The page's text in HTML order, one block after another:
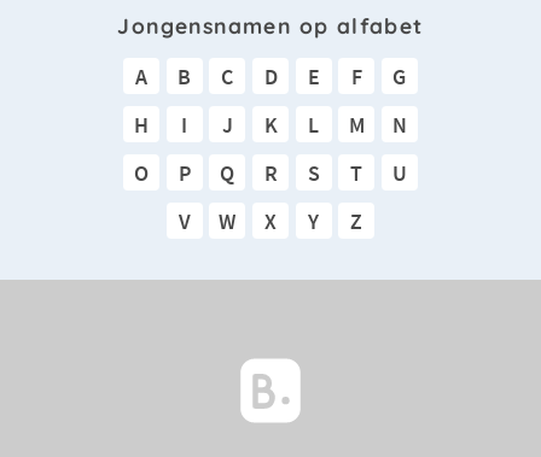
Jongensnamen op alfabet
A B C D E F
G
H
I J K L M
N
O
P Q R S T
U
V
W X Y Z